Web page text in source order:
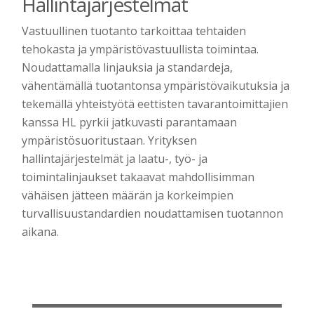
Vastuullinen tuotanto tarkoittaa tehtaiden
tehokasta ja ympäristövastuullista toimintaa.
Noudattamalla linjauksia ja standardeja,
vähentämällä tuotantonsa ympäristövaikutuksia ja
tekemällä yhteistyötä eettisten tavarantoimittajien
kanssa HL pyrkii jatkuvasti parantamaan
ympäristösuoritustaan. Yrityksen
hallintajärjestelmät ja laatu-, työ- ja
toimintalinjaukset takaavat mahdollisimman
vähäisen jätteen määrän ja korkeimpien
turvallisuustandardien noudattamisen tuotannon
aikana.